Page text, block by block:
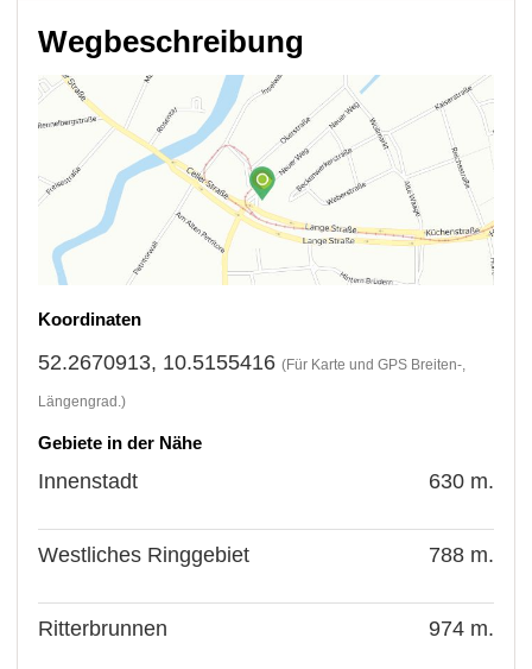
Wegbeschreibung
Koordinaten
52.2670913, 10.5155416 (Für Karte und GPS Breiten-,
Längengrad.)
Gebiete in der Nähe
Innenstadt 630 m.
Westliches Ringgebiet 788 m.
Ritterbrunnen 974 m.